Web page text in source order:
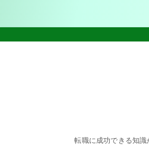
転職に成功できる知